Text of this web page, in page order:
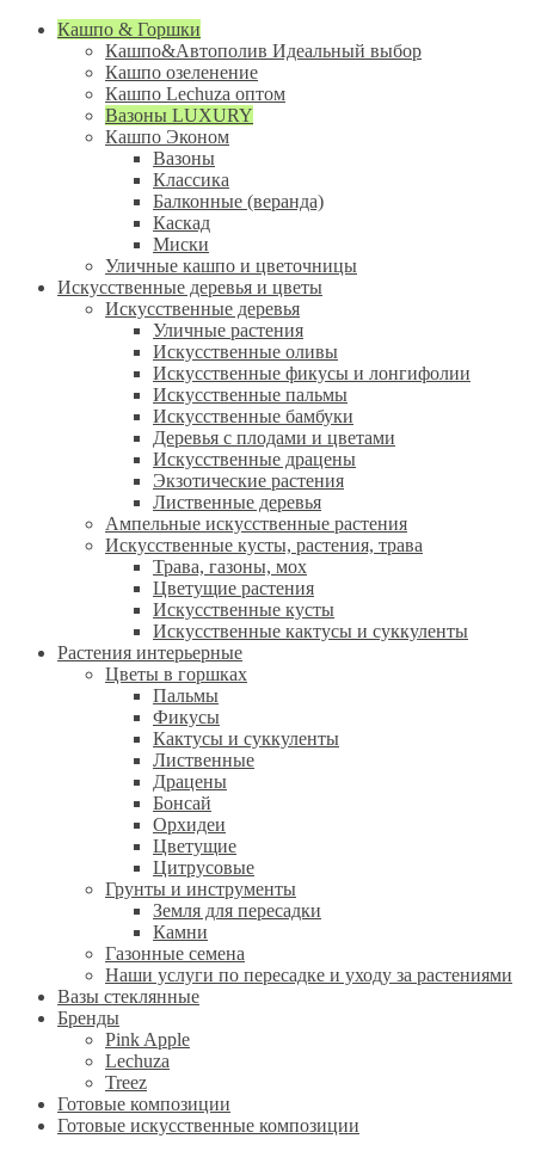
Кашпо & Горшки
Кашпо&Автополив Идеальный выбор
Кашпо озеленение
Кашпо Lechuza оптом
Вазоны LUXURY
Кашпо Эконом
Вазоны
Классика
Балконные (веранда)
Каскад
Миски
Уличные кашпо и цветочницы
Искусственные деревья и цветы
Искусственные деревья
Уличные растения
Искусственные оливы
Искусственные фикусы и лонгифолии
Искусственные пальмы
Искусственные бамбуки
Деревья с плодами и цветами
Искусственные драцены
Экзотические растения
Лиственные деревья
Ампельные искусственные растения
Искусственные кусты, растения, трава
Трава, газоны, мох
Цветущие растения
Искусственные кусты
Искусственные кактусы и суккуленты
Растения интерьерные
Цветы в горшках
Пальмы
Фикусы
Кактусы и суккуленты
Лиственные
Драцены
Бонсай
Орхидеи
Цветущие
Цитрусовые
Грунты и инструменты
Земля для пересадки
Камни
Газонные семена
Наши услуги по пересадке и уходу за растениями
Вазы стеклянные
Бренды
Pink Apple
Lechuza
Treez
Готовые композиции
Готовые искусственные композиции